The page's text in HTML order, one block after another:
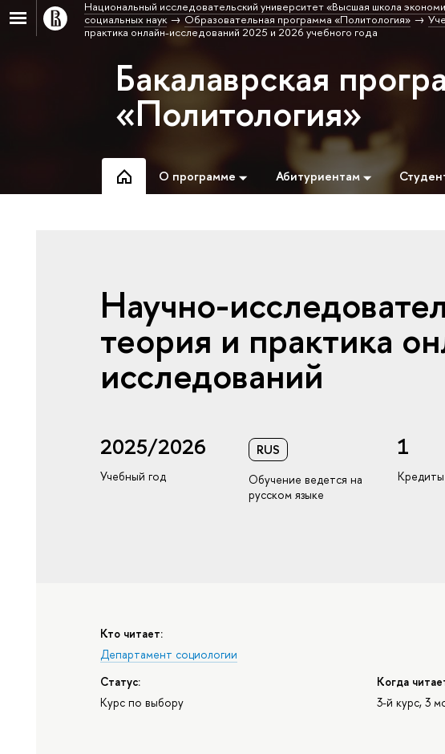
Национальный исследовательский университет «Высшая школа
социальных наук
Образовательная программа «Политология»
практика онлайн-исследований 2025 и 2026 учебного года
Бакалаврская
«Политология»
О программе Абитуриентам
Научно-
теория и практика
исследований
2025/2026
Учебный год
RUS
Обучение ведется на
русском языке
1
Кредиты
Кто читает:
Департамент социологии
Статус:
Курс по выбору
Когда
3-й курс, 3